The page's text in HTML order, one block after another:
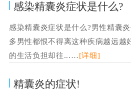
感染精囊炎症状是什么?
感染精囊炎症状是什么?男性精囊
多男性都恨不得离这种疾病越远越
的生活负担却往...…[详细]
精囊炎的症状!